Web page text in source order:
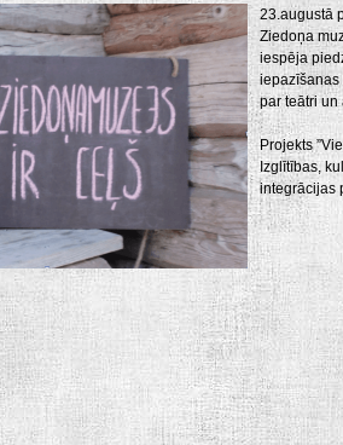
23.augustā
Ziedoņa
iespēja
iepazīšanas
par teātri un
Projekts
Izglītības,
integrācijas